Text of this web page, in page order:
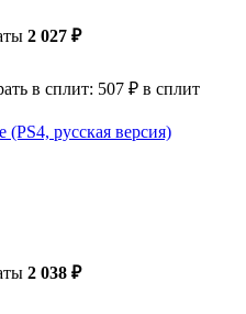
2 027 ₽
в сплит: 507 ₽ в сплит
русская версия)
2 038 ₽